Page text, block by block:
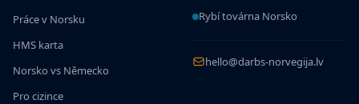
Práce v Norsku
HMS karta
Norsko vs Německo
Pro cizince
Rybí továrna Norsko
hello@darbs-norvegija.lv